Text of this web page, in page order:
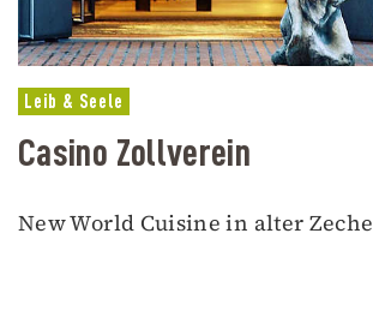
Leib & Seele
Casino Zollverein
New World Cuisine in alter